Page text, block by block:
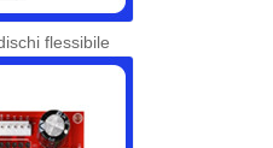
flessibile